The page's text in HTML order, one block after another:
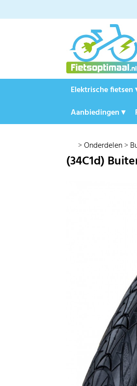
Elektrische fietsen
Aanbiedingen ▾
>Onderdelen>
(34C1d)